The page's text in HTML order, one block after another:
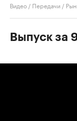
Видео / Передачи /
Выпуск за